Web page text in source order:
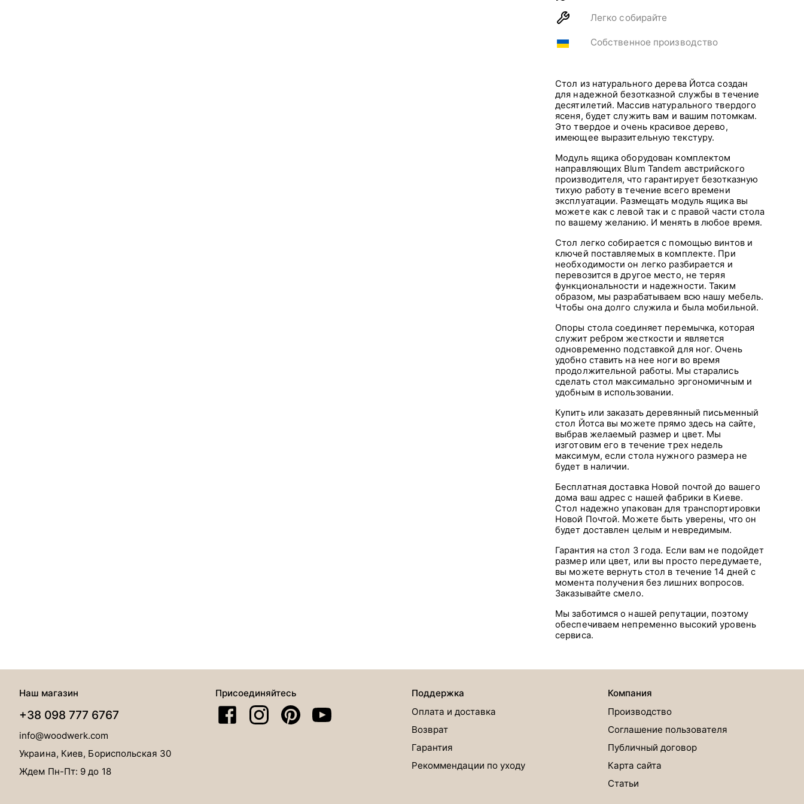
Легко собирайте
Собственное производство
Стол из натурального дерева Йотса создан
для надежной безотказной службы в течение
десятилетий. Массив натурального твердого
ясеня, будет служить вам и вашим потомкам.
Это твердое и очень красивое дерево,
имеющее выразительную текстуру.
Модуль ящика оборудован комплектом
направляющих Blum Tandem австрийского
производителя, что гарантирует безотказную
тихую работу в течение всего времени
эксплуатации. Размещать модуль ящика вы
можете как с левой так и с правой части стола
по вашему желанию. И менять в любое время.
Стол легко собирается с помощью винтов и
ключей поставляемых в комплекте. При
необходимости он легко разбирается и
перевозится в другое место, не теряя
функциональности и надежности. Таким
образом, мы разрабатываем всю нашу мебель.
Чтобы она долго служила и была мобильной.
Опоры стола соединяет перемычка, которая
служит ребром жесткости и является
одновременно подставкой для ног. Очень
удобно ставить на нее ноги во время
продолжительной работы. Мы старались
сделать стол максимально эргономичным и
удобным в использовании.
Купить или заказать деревянный письменный
стол Йотса вы можете прямо здесь на сайте,
выбрав желаемый размер и цвет. Мы
изготовим его в течение трех недель
максимум, если стола нужного размера не
будет в наличии.
Бесплатная доставка Новой почтой до вашего
дома ваш адрес с нашей фабрики в Киеве.
Стол надежно упакован для транспортировки
Новой Почтой. Можете быть уверены, что он
будет доставлен целым и невредимым.
Гарантия на стол 3 года. Если вам не подойдет
размер или цвет, или вы просто передумаете,
вы можете вернуть стол в течение 14 дней с
момента получения без лишних вопросов.
Заказывайте смело.
Мы заботимся о нашей репутации, поэтому
обеспечиваем непременно высокий уровень
сервиса.
Наш магазин
+38 098 777 6767
info@woodwerk.com
Украина, Киев, Бориспольская 30
Ждем Пн-Пт: 9 до 18
Присоединяйтесь
Поддержка
Оплата и доставка
Возврат
Гарантия
Рекоммендации по уходу
Компания
Производство
Соглашение пользователя
Публичный договор
Карта сайта
Статьи